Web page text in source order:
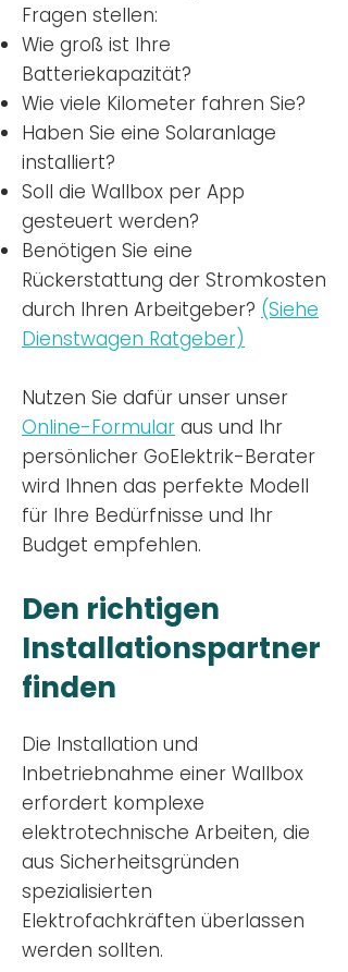
Fragen stellen:
Wie groß ist Ihre
Batteriekapazität?
Wie viele Kilometer fahren Sie?
Haben Sie eine Solaranlage
installiert?
Soll die Wallbox per App
gesteuert werden?
Benötigen Sie eine
Rückerstattung der Stromkosten
durch Ihren Arbeitgeber? (Siehe
Dienstwagen Ratgeber)
Nutzen Sie dafür unser unser
Online-Formular aus und Ihr
persönlicher GoElektrik-Berater
wird Ihnen das perfekte Modell
für Ihre Bedürfnisse und Ihr
Budget empfehlen.
Den richtigen
Installationspartner
finden
Die Installation und
Inbetriebnahme einer Wallbox
erfordert komplexe
elektrotechnische Arbeiten, die
aus Sicherheitsgründen
spezialisierten
Elektrofachkräften überlassen
werden sollten.